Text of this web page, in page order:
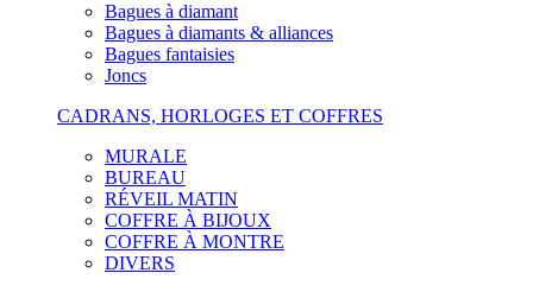
Bagues à diamant
Bagues à diamants & alliances
Bagues fantaisies
Joncs
CADRANS, HORLOGES ET COFFRES
MURALE
BUREAU
RÉVEIL MATIN
COFFRE À BIJOUX
COFFRE À MONTRE
DIVERS